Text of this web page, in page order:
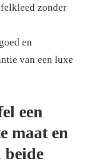
zonder
en
van een luxe
een
maat en
beide